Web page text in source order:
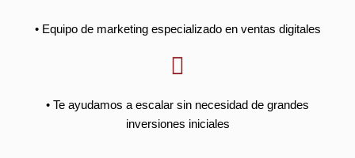
• Equipo de marketing especializado en ventas digitales
• Te ayudamos a escalar sin necesidad de grandes
inversiones iniciales